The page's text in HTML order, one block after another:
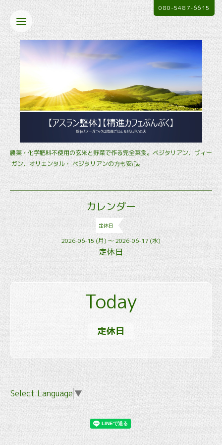
農薬・化学肥料不使用の玄米と野菜で作る完全菜食。ベジタリアン、ヴィー
ガン、オリエンタル・ ベジタリアンの方も安心。
080-5487-6615
カレンダー
定休日
2026-06-15 (月) ～ 2026-06-17 (水)
定休日
Today
定休日
Select Language ▼